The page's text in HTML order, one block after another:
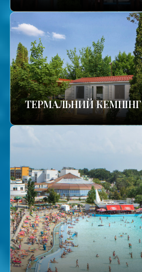
ТЕРМАЛЬНИЙ КЕМПІНГ